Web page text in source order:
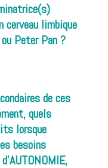
limbique
Peter Pan ?
de ces
quels
lorsque
besoins